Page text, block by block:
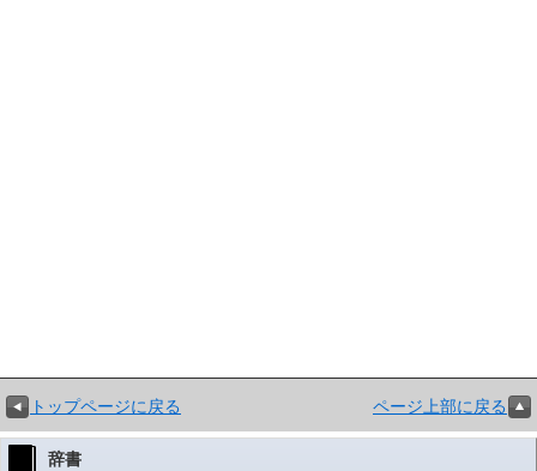
トップページに戻る ページ上部に戻る
辞書